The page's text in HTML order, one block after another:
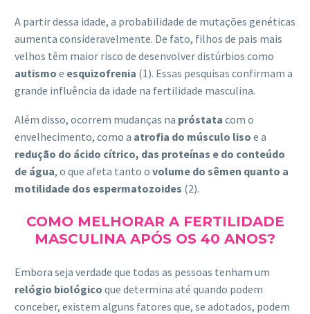
A partir dessa idade, a probabilidade de mutações genéticas
aumenta consideravelmente. De fato, filhos de pais mais
velhos têm maior risco de desenvolver distúrbios como
autismo e esquizofrenia (1). Essas pesquisas confirmam a
grande influência da idade na fertilidade masculina.
Além disso, ocorrem mudanças na próstata com o
envelhecimento, como a atrofia do músculo liso e a
redução do ácido cítrico, das proteínas e do conteúdo
de água, o que afeta tanto o volume do sêmen quanto a
motilidade dos espermatozoides (2).
COMO MELHORAR A FERTILIDADE
MASCULINA APÓS OS 40 ANOS?
Embora seja verdade que todas as pessoas tenham um
relógio biológico que determina até quando podem
conceber, existem alguns fatores que, se adotados, podem